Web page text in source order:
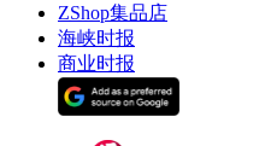
ZShop集品店
海峡时报
商业时报